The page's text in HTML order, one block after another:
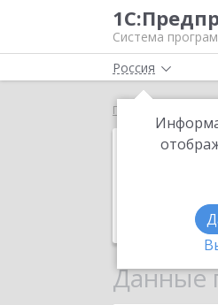
Система
Россия
Главная
Телефон:
Данные